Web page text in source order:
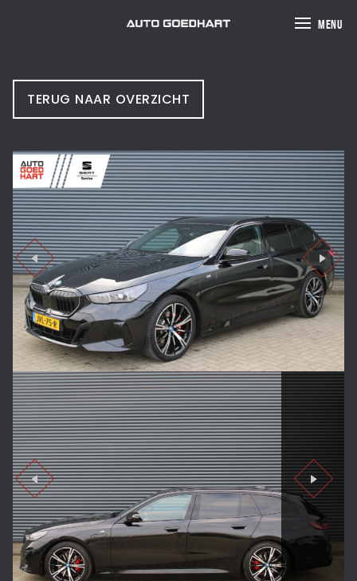
MENU
TERUG NAAR OVERZICHT